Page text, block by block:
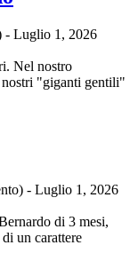
- Luglio 1, 2026
Nel nostro
"giganti gentili"
- Luglio 1, 2026
di 3 mesi,
un carattere